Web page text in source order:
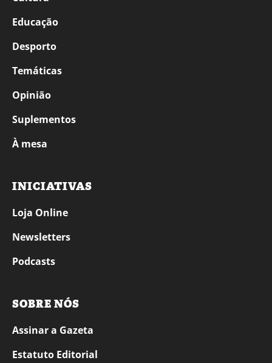
Educação
Desporto
Temáticas
Opinião
Suplementos
À mesa
INICIATIVAS
Loja Online
Newsletters
Podcasts
SOBRE NÓS
Assinar a Gazeta
Estatuto Editorial